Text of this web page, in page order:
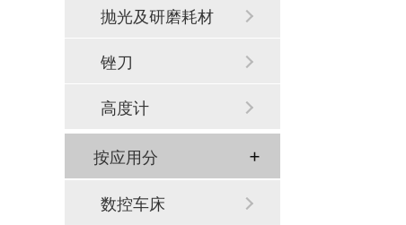
抛光及研磨耗材
锉刀
高度计
按应用分
数控车床